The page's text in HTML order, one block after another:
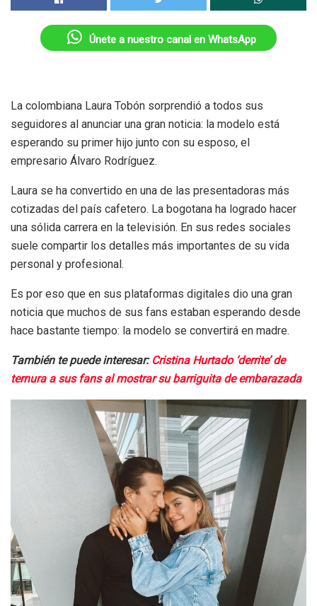
Únete a nuestro canal en WhatsApp
La colombiana Laura Tobón sorprendió a todos sus
seguidores al anunciar una gran noticia: la modelo está
esperando su primer hijo junto con su esposo, el
empresario Álvaro Rodríguez.
Laura se ha convertido en una de las presentadoras más
cotizadas del país cafetero. La bogotana ha logrado hacer
una sólida carrera en la televisión. En sus redes sociales
suele compartir los detalles más importantes de su vida
personal y profesional.
Es por eso que en sus plataformas digitales dio una gran
noticia que muchos de sus fans estaban esperando desde
hace bastante tiempo: la modelo se convertirá en madre.
También te puede interesar: Cristina Hurtado ‘derrite’ de
ternura a sus fans al mostrar su barriguita de embarazada